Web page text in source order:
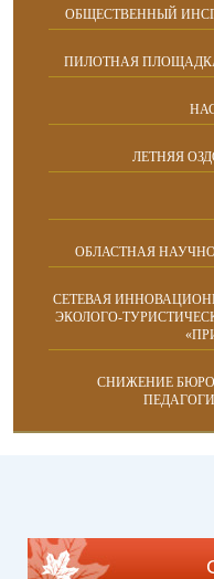
ОБЩЕСТВЕННЫЙ
ПИЛОТНАЯ
ЛЕТНЯЯ
ОБЛАСТНАЯ
СЕТЕВАЯ
ЭКОЛОГО-
СНИЖЕНИЕ